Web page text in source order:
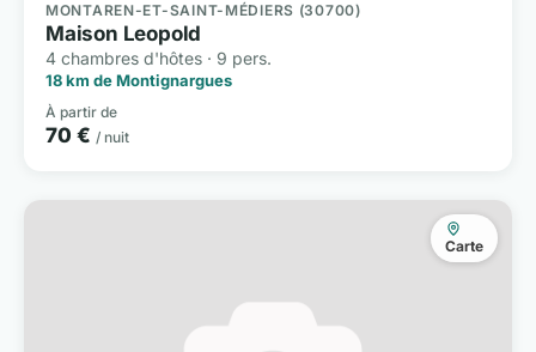
MONTAREN-ET-SAINT-MÉDIERS (30700)
Maison Leopold
4 chambres d'hôtes · 9 pers.
18 km de Montignargues
À partir de
70 € / nuit
Carte